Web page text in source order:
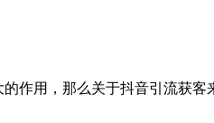
作用，那么关于抖音引流获客